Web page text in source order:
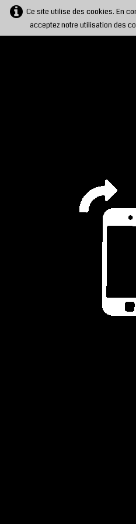
Ce site utilise des cookies. En
acceptez notre utilisation des